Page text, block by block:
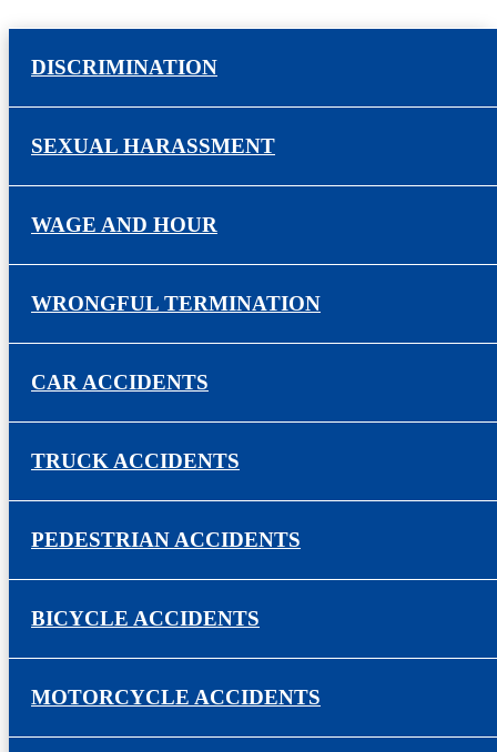
DISCRIMINATION
SEXUAL HARASSMENT
WAGE AND HOUR
WRONGFUL TERMINATION
CAR ACCIDENTS
TRUCK ACCIDENTS
PEDESTRIAN ACCIDENTS
BICYCLE ACCIDENTS
MOTORCYCLE ACCIDENTS